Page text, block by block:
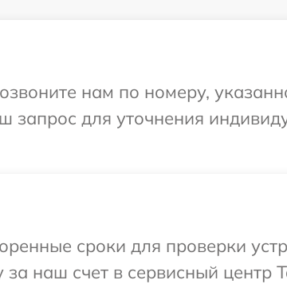
нам по номеру,
запрос для уточнения
сроки для проверки
наш счет в сервисный центр